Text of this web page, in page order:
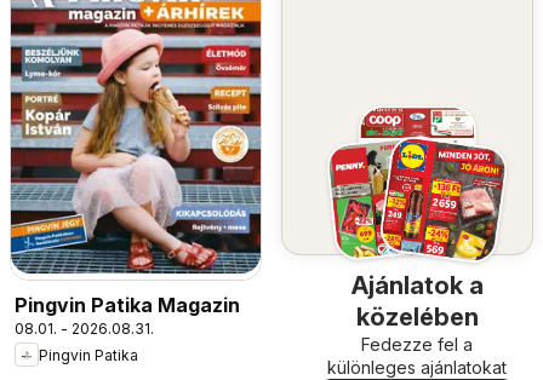
Pingvin Patika Magazin
08.01. - 2026.08.31.
Pingvin Patika
Ajánlatok a
közelében
Fedezze fel a
különleges ajánlatokat